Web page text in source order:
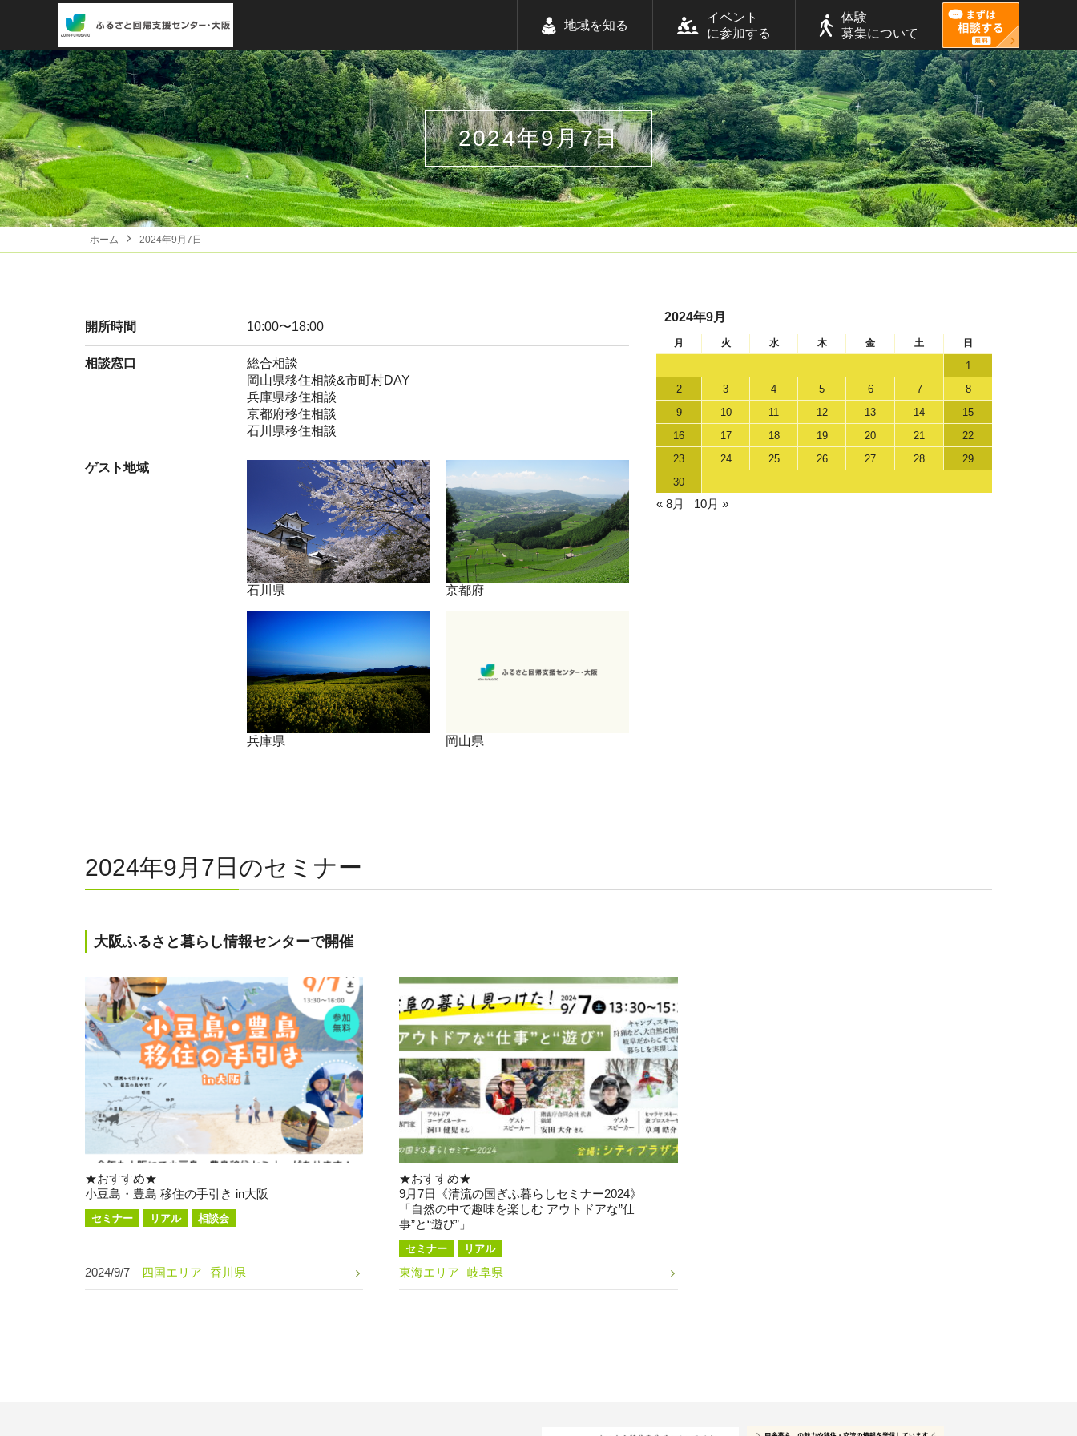
地域を知る
イベント
に参加する
体験
募集について
2024年9月7日
ホーム 2024年9月7日
開所時間 10:00〜18:00
相談窓口
総合相談
岡山県移住相談&市町村DAY
兵庫県移住相談
京都府移住相談
石川県移住相談
ゲスト地域
石川県 京都府
兵庫県 岡山県
2024年9月
月 火 水 木 金 土 日
1
2
3 4 5 6 7
8
9
10 11 12 13 14
15
16
17 18 19 20 21
22
23
24 25 26 27 28
29
30
« 8月 10月 »
2024年9月7日のセミナー
大阪ふるさと暮らし情報センターで開催
★おすすめ★
小豆島・豊島 移住の手引き in大阪
セミナー リアル 相談会
2024/9/7 四国エリア 香川県
★おすすめ★
9月7日《清流の国ぎふ暮らしセミナー2024》
「自然の中で趣味を楽しむ アウトドアな”仕
事”と“遊び”」
セミナー リアル
東海エリア 岐阜県